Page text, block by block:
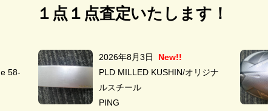
１点１点査定いたします！
58-
2026年8月3日
New!!
PLD MILLED KUSHIN/オリジナ
ルスチール
PING